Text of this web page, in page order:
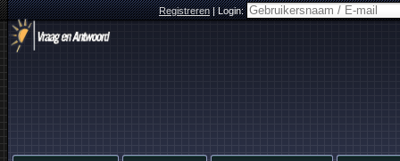
Registreren|Login: